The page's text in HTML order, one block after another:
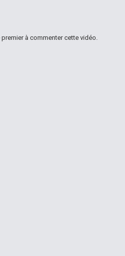
premier à commenter cette vidéo.